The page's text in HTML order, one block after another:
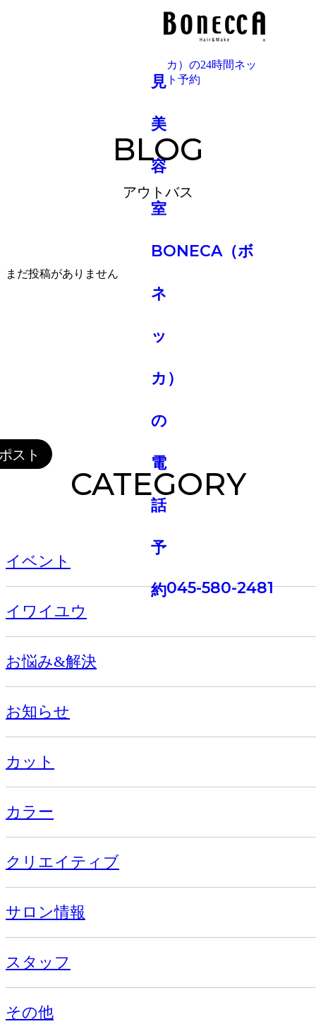
045-580-2481
BLOG
アウトバス
まだ投稿がありません
CATEGORY
イベント
イワイユウ
お悩み&解決
お知らせ
カット
カラー
クリエイティブ
サロン情報
スタッフ
その他